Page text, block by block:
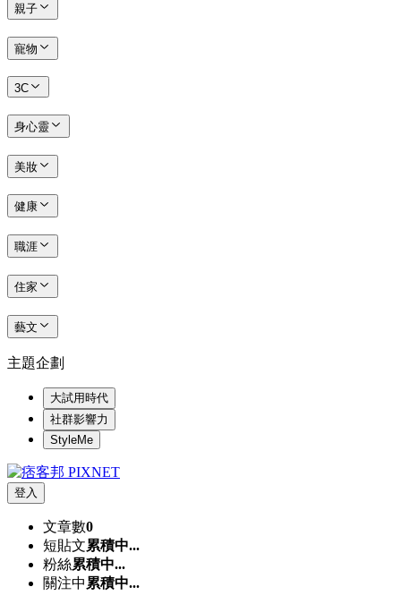
親子
寵物
3C
身心靈
美妝
健康
職涯
住家
藝文
主題企劃
大試用時代
社群影響力
StyleMe
登入
文章數0
短貼文累積中...
粉絲累積中...
關注中 累積中...